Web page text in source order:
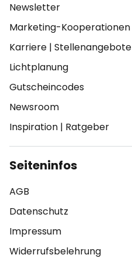
Newsletter
Marketing-Kooperationen
Karriere | Stellenangebote
Lichtplanung
Gutscheincodes
Newsroom
Inspiration | Ratgeber
Seiteninfos
AGB
Datenschutz
Impressum
Widerrufsbelehrung